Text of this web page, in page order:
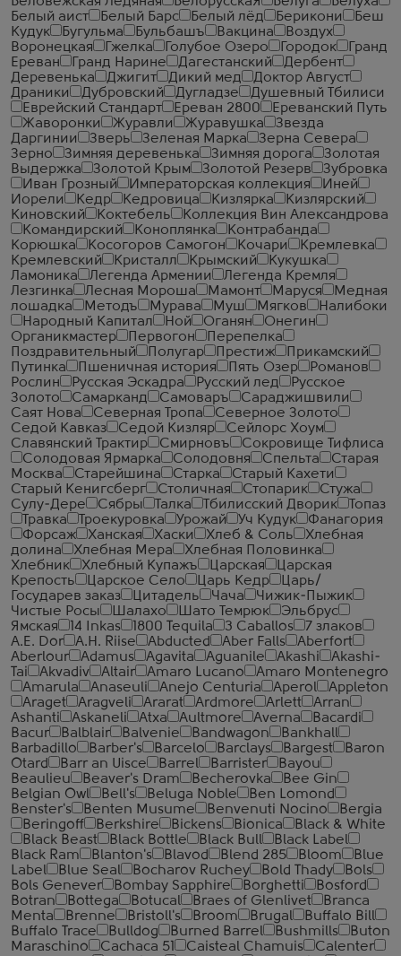
Белый аист
Белый Барс Белый лёд Берикони
Беш
Кудук
Бугульма Бульбашъ Вакцина
Воздух
Воронецкая
Гжелка Голубое Озеро Городок
Гранд
Ереван
Гранд Нарине Дагестанский
Дербент
Деревенька
Джигит Дикий мед
Доктор Август
Драники
Дубровский Дугладзе
Душевный Тбилиси
Еврейский Стандарт
Ереван 2800
Ереванский Путь
Жаворонки
Журавли Журавушка
Звезда
Даргинии
Зверь Зеленая Марка
Зерна Севера
Зерно
Зимняя деревенька Зимняя дорога
Золотая
Выдержка
Золотой Крым Золотой Резерв
Зубровка
Иван Грозный
Императорская коллекция
Иней
Иорели
Кедр Кедровица Кизлярка
Кизлярский
Киновский
Коктебель
Коллекция Вин Александрова
Командирский
Коноплянка
Контрабанда
Корюшка
Косогоров Самогон Кочари
Кремлевка
Кремлевский
Кристалл Крымский
Кукушка
Ламоника
Легенда Армении
Легенда Кремля
Лезгинка
Лесная Мороша Мамонт Маруся
Медная
лошадка
Методъ Мурава Муш Мягков
Налибоки
Народный Капитал
Ной Оганян
Онегин
Органикмастер
Первогон
Перепелка
Поздравительный
Полугар Престиж
Прикамский
Путинка
Пшеничная история Пять Озер
Романов
Рослин
Русская Эскадра Русский лед
Русское
Золото
Самарканд Самоваръ
Сараджишвили
Саят Нова
Северная Тропа
Северное Золото
Седой Кавказ
Седой Кизляр
Сейлорс Хоум
Славянский Трактир
Смирновъ
Сокровище Тифлиса
Солодовая Ярмарка
Солодовня Спельта
Старая
Москва
Старейшина Старка
Старый Кахети
Старый Кенигсберг
Столичная Стопарик
Стужа
Сулу-Дере
Сябры Талка Тбилисский Дворик
Топаз
Травка
Троекуровка Урожай Уч Кудук
Фанагория
Форсаж
Ханская Хаски Хлеб & Соль
Хлебная
долина
Хлебная Мера
Хлебная Половинка
Хлебник
Хлебный Купажъ Царская
Царская
Крепость
Царское Село Царь Кедр
Царь/
Государев заказ
Цитадель Чача
Чижик-Пыжик
Чистые Росы
Шалахо Шато Темрюк
Эльбрус
Ямская
14 Inkas 1800 Tequila 3 Caballos
7 злаков
A.E. Dor
A.H. Riise Abducted Aber Falls
Aberfort
Aberlour
Adamus Agavita Aguanile Akashi
Akashi-
Tai
Akvadiv Altair Amaro Lucano
Amaro Montenegro
Amarula
Anaseuli Anejo Centuria Aperol
Appleton
Araget
Aragveli Ararat Ardmore Arlett
Arran
Ashanti
Askaneli Atxa Aultmore Averna
Bacardi
Bacur
Balblair Balvenie Bandwagon
Bankhall
Barbadillo
Barber's Barcelo Barclays Bargest
Baron
Otard
Barr an Uisce Barrel Barrister
Bayou
Beaulieu
Beaver's Dram Becherovka
Bee Gin
Belgian Owl
Bell's Beluga Noble
Ben Lomond
Benster's
Benten Musume Benvenuti Nocino
Bergia
Beringoff
Berkshire Bickens Bionica
Black & White
Black Beast
Black Bottle Black Bull
Black Label
Black Ram
Blanton's Blavod Blend 285 Bloom
Blue
Label
Blue Seal Bocharov Ruchey Bold Thady
Bols
Bols Genever
Bombay Sapphire Borghetti
Bosford
Botran
Bottega Botucal Braes of Glenlivet
Branca
Menta
Brenne Bristoll's Broom Brugal
Buffalo Bill
Buffalo Trace
Bulldog Burned Barrel Bushmills
Buton
Maraschino
Cachaca 51 Caisteal Chamuis
Calenter